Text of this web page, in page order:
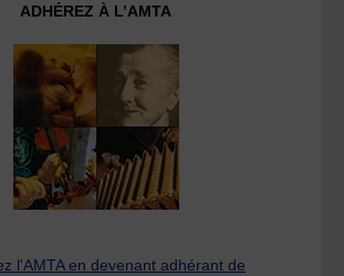
ADHÉREZ À L’AMTA
l'AMTA en devenant adhérant de